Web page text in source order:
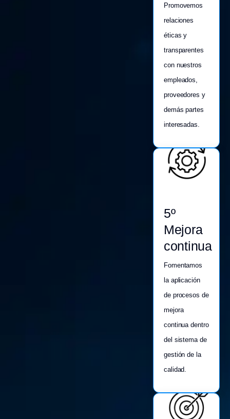
Promovemos
relaciones
éticas y
transparentes
con nuestros
empleados,
proveedores y
demás partes
interesadas.
5º
Mejora
continua
Fomentamos
la aplicación
de procesos de
mejora
continua dentro
del sistema de
gestión de la
calidad.